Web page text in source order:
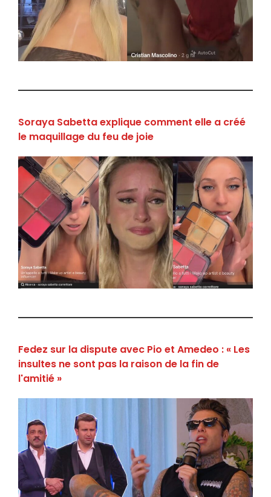
Soraya Sabetta explique comment elle a créé
le maquillage du feu de joie
Fedez sur la dispute avec Pio et Amedeo : « Les
insultes ne sont pas la raison de la fin de
l'amitié »